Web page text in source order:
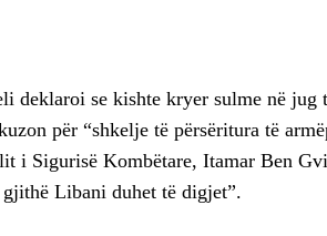
deklaroi se kishte kryer sulme në jug
për “shkelje të përsëritura të
i Sigurisë Kombëtare, Itamar Ben
gjithë Libani duhet të digjet”.